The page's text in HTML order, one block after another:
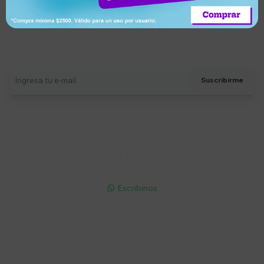
Suscríbete a nuestro newsletter
Suscribirme
 Escribinos